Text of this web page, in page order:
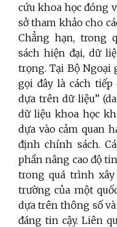
cứu khoa học đóng
sở tham khảo cho
Chẳng hạn, trong
sách hiện đại, dữ
trọng. Tại Bộ Ngoại
gọi đây là cách
dựa trên dữ liệu”
dữ liệu khoa học
dựa vào cảm quan
định chính sách.
phần nâng cao độ
trong quá trình
trường của một
dựa trên thông số
đáng tin cậy. Liên